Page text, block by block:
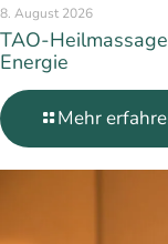
8. August 2026
TAO-
Energie
Mehr